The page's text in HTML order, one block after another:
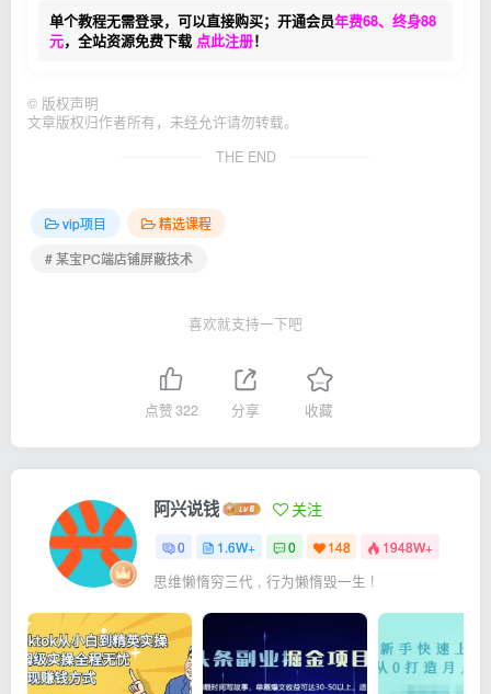
单个教程无需登录，可以直接购买；开通会员年费68、终身88
元，全站资源免费下载 点此注册！
© 版权声明
文章版权归作者所有，未经允许请勿转载。
THE END
vip项目
精选课程
# 某宝PC端店铺屏蔽技术
喜欢就支持一下吧
点赞322 分享 收藏
阿兴说钱 关注
0 1.6W+ 0 148 1948W+
思维懒惰穷三代 , 行为懒惰毁一生 !